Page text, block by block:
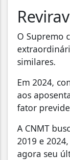
O Supremo
similares.
Em 2024,
aos
fator
A CNMT
2019 e
agora seu